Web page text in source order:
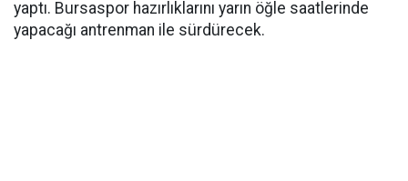
yaptı. Bursaspor hazırlıklarını yarın öğle saatlerinde
yapacağı antrenman ile sürdürecek.